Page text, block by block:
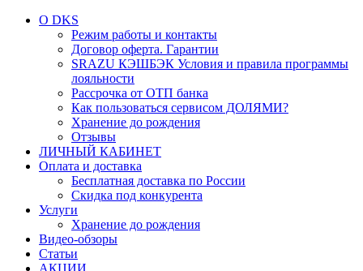
О DKS
Режим работы и контакты
Договор оферта. Гарантии
SRAZU КЭШБЭК Условия и правила программы
лояльности
Рассрочка от ОТП банка
Как пользоваться сервисом ДОЛЯМИ?
Хранение до рождения
Отзывы
ЛИЧНЫЙ КАБИНЕТ
Оплата и доставка
Бесплатная доставка по России
Скидка под конкурента
Услуги
Хранение до рождения
Видео-обзоры
Статьи
АКЦИИ